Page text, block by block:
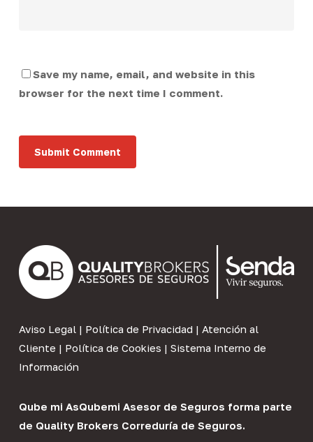
Save my name, email, and website in this
browser for the next time I comment.
Aviso Legal| Política de Privacidad | Atención al
Cliente | Política de Cookies | Sistema Interno de
Información
Qube mi AsQubemi Asesor de Seguros forma parte
de Quality Brokers Correduría de Seguros.